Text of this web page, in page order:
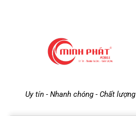
M
Uy tín - Nhanh chóng - Chất lượng